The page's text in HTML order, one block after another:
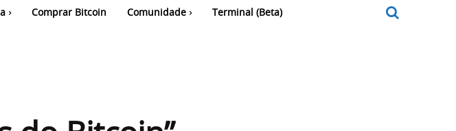
Comprar Bitcoin Comunidade Terminal (Beta)